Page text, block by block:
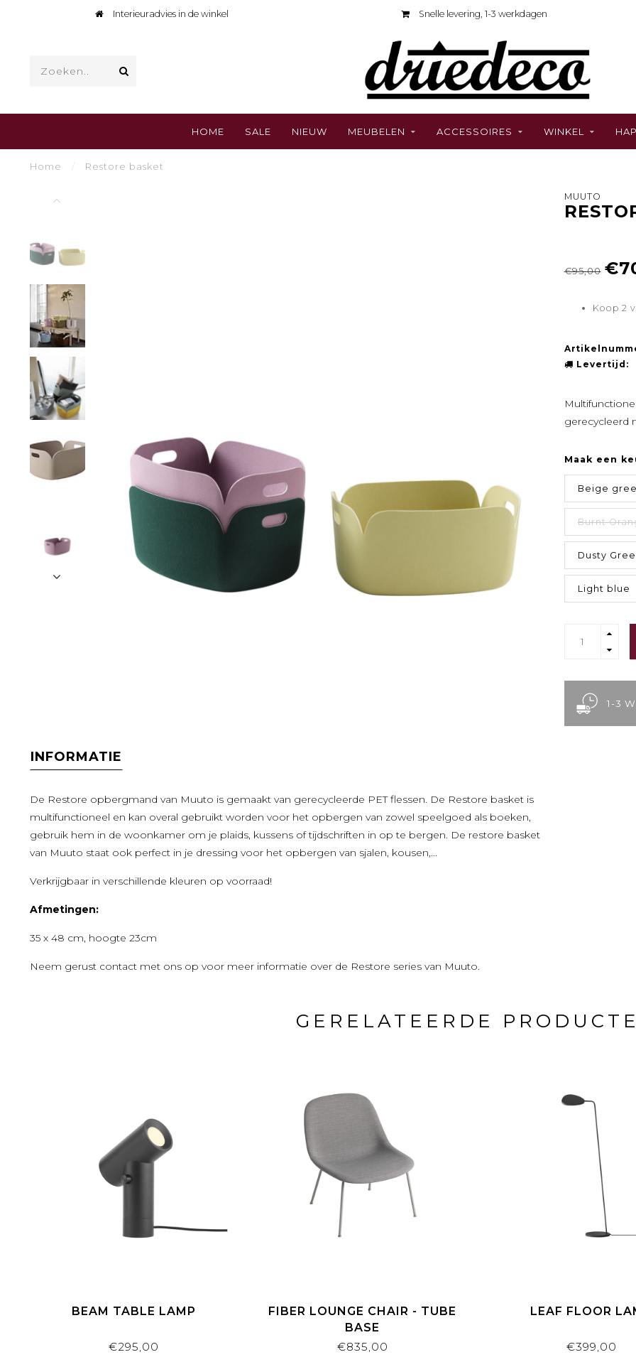
Interieuradvies in de winkel Snelle levering, 1-3 werkdagen
HOME SALE NIEUW MEUBELEN ACCESSOIRES WINKEL
Home Restore basket
MUUTO
€95,00
Koop 2
Levertijd:
gerecycleerd
Maak een
Beige
Burnt
Dusty
Light blue
1-3
INFORMATIE
De Restore opbergmand van Muuto is gemaakt van gerecycleerde PET flessen. De Restore basket is
multifunctioneel en kan overal gebruikt worden voor het opbergen van zowel speelgoed als boeken,
gebruik hem in de woonkamer om je plaids, kussens of tijdschriften in op te bergen. De restore basket
van Muuto staat ook perfect in je dressing voor het opbergen van sjalen, kousen,...
Verkrijgbaar in verschillende kleuren op voorraad!
Afmetingen:
35 x 48 cm, hoogte 23cm
Neem gerust contact met ons op voor meer informatie over de Restore series van Muuto.
GERELATEERDE
BEAM TABLE LAMP
€295,00
FIBER LOUNGE CHAIR - TUBE
BASE
€835,00
LEAF FLOOR
€399,00